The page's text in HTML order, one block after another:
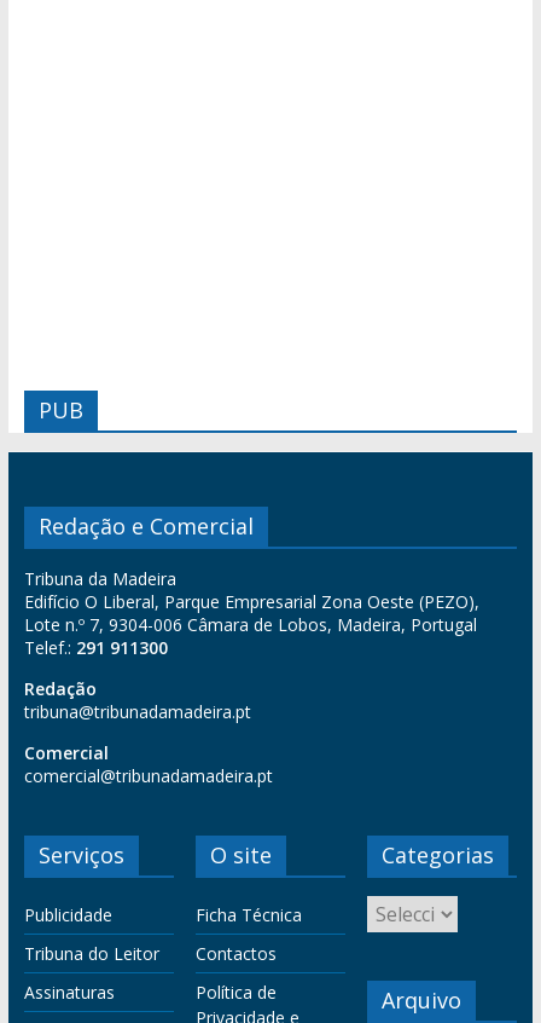
PUB
Redação e Comercial
Tribuna da Madeira
Edifício O Liberal, Parque Empresarial Zona Oeste (PEZO),
Lote n.º 7, 9304-006 Câmara de Lobos, Madeira, Portugal
Telef.: 291 911300
Redação
tribuna@tribunadamadeira.pt
Comercial
comercial@tribunadamadeira.pt
Serviços
Publicidade
Tribuna do Leitor
Assinaturas
O site
Ficha Técnica
Contactos
Política de
Privacidade e
Categorias
Arquivo